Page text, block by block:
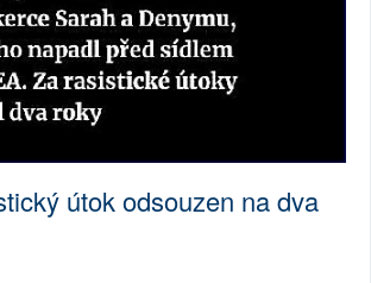
útok odsouzen na dva